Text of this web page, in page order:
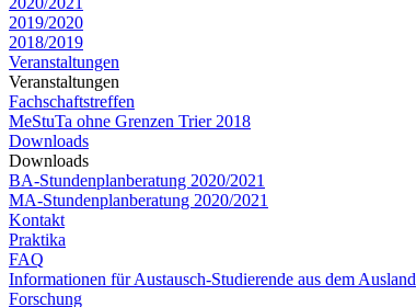
2019/2020
2018/2019
Veranstaltungen
Veranstaltungen
Fachschaftstreffen
MeStuTa ohne Grenzen Trier 2018
Downloads
Downloads
BA-Stundenplanberatung 2020/2021
MA-Stundenplanberatung 2020/2021​​​​​​
Kontakt
Praktika
FAQ
Informationen für Austausch-Studierende aus dem Ausland
Forschung